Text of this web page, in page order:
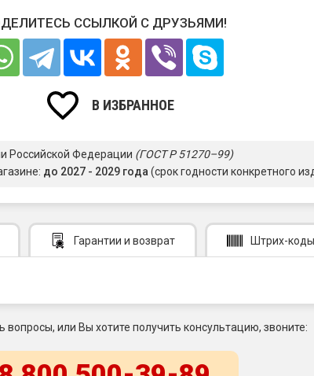
ССЫЛКОЙ С ДРУЗЬЯМИ!
В ИЗБРАННОЕ
Российской Федерации (ГОСТ Р 51270–99)
до 2027 - 2029 года(срок годности конкретного
Гарантии и возврат Штрих-коды
вопросы, или Вы хотите получить консультацию, звоните: